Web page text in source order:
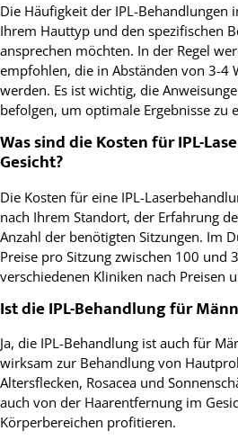
Die Häufigkeit der IPL-Behandlungen
Ihrem Hauttyp und den spezifischen
ansprechen möchten. In der Regel
empfohlen, die in Abständen von 3-4
werden. Es ist wichtig, die
befolgen, um optimale Ergebnisse zu
Was sind die Kosten für IPL-
Gesicht?
Die Kosten für eine IPL-
nach Ihrem Standort, der Erfahrung
Anzahl der benötigten Sitzungen. Im
Preise pro Sitzung zwischen 100 und
verschiedenen Kliniken nach Preisen
Ist die IPL-Behandlung für
Ja, die IPL-Behandlung ist auch für
wirksam zur Behandlung von
Altersflecken, Rosacea und
auch von der Haarentfernung im
Körperbereichen profitieren.